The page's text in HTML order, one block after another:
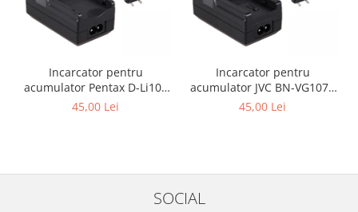
Incarcator pentru
acumulator Pentax D-Li109
Patona
45,00 Lei
Incarcator pentru
acumulator JVC BN-VG107e
Patona
45,00 Lei
SOCIAL